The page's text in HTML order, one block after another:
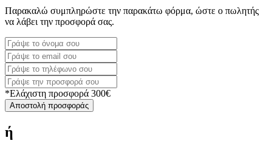
Παρακαλώ συμπληρώστε την παρακάτω φόρμα, ώστε ο πωλητής
να λάβει την προσφορά σας.
*Ελάχιστη προσφορά 300€
Αποστολή προσφοράς
ή